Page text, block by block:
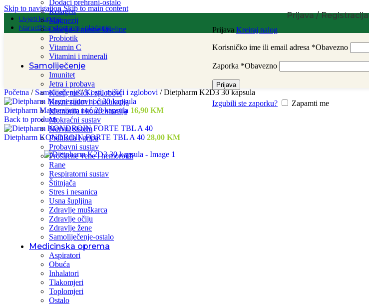
Skip to navigationSkip to main content
Uvjeti kupnje
Narudžba, dostava i plaćanje
Dodaci prehrani-ostalo
Kolagen
Magnezij
Omega-3 masne kiseline
Probiotik
Vitamin C
Vitamini i minerali
Samoliječenje
Imunitet
Jetra i probava
Kosti, mišići i zglobovi
Krvni sudovi i cirkulacija
Memorija i koncentracija
Mokraćni sustav
Nervni sistem
Prehlada i gripa
Probavni sustav
Proširene vene i hemoroidi
Rane
Respiratorni sustav
Štitnjača
Stres i nesanica
Usna šupljina
Zdravlje muškarca
Zdravlje očiju
Zdravlje žene
Samoliječenje-ostalo
Medicinska oprema
Aspiratori
Obuća
Inhalatori
Tlakomjeri
Toplomjeri
Ostalo
Prijava / Registracija
Prijava Kreiraj nalog
Korisničko ime ili email adresa *Obavezno
Zaporka *Obavezno
Prijava
Izgubili ste zaporku? Zapamti me
Početna / Samoliječenje/ Kosti, mišići i zglobovi / Dietpharm K2D3 30 kapsula
Dietpharm Magnezijum noć 20 kapsula 16,90 KM
Back to products
Dietpharm KONDROIN FORTE TBL A 40 28,00 KM